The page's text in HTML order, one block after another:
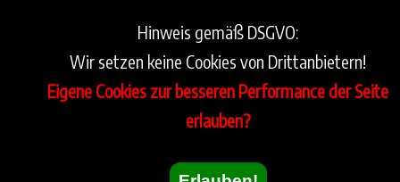
Hinweis gemäß DSGVO:
Wir setzen keine Cookies von Drittanbietern!
Eigene Cookies zur besseren Performance der Seite
erlauben?